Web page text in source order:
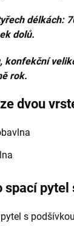
délkách:
dolů.
konfekční
rok.
dvou
spací pytel
s